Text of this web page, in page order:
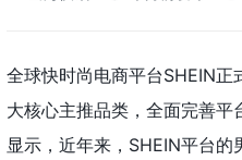
全球快时尚电商平台SHEIN
大核心主推品类，全面完善
显示，近年来，SHEIN平台的